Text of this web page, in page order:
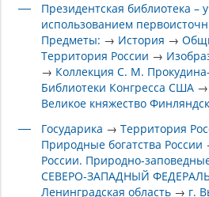
Президентская библиотека –
использованием
Предметы: → История →
Территория России →
→ Коллекция С. М.
Библиотеки Конгресса США
Великое княжество
Государика →Территория
Природные богатства России
России. Природно-
СЕВЕРО-ЗАПАДНЫЙ
Ленинградская область → г.